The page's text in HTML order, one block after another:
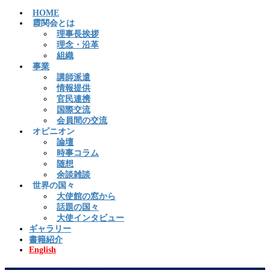
HOME
霞関会とは
理事長挨拶
理念・沿革
組織
事業
講師派遣
情報提供
官民連携
国際交流
会員間の交流
オピニオン
論壇
時事コラム
随想
余談雑談
世界の国々
大使館の窓から
話題の国々
大使インタビュー
ギャラリー
書籍紹介
English